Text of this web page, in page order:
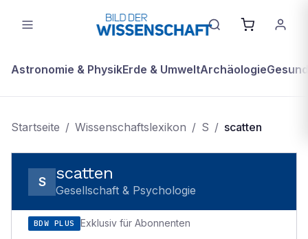
Astronomie & PhysikErde & UmweltArchäologie
Startseite / Wissenschaftslexikon / S / scatten
S scatten
Gesellschaft & Psychologie
BDW PLUS Exklusiv für Abonnenten